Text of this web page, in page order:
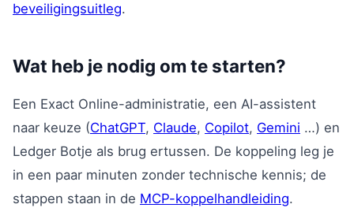
beveiligingsuitleg.
Wat heb je nodig om te starten?
Een Exact Online-administratie, een AI-assistent
naar keuze (ChatGPT, Claude, Copilot, Gemini …) en
Ledger Botje als brug ertussen. De koppeling leg je
in een paar minuten zonder technische kennis; de
stappen staan in de MCP-koppelhandleiding.